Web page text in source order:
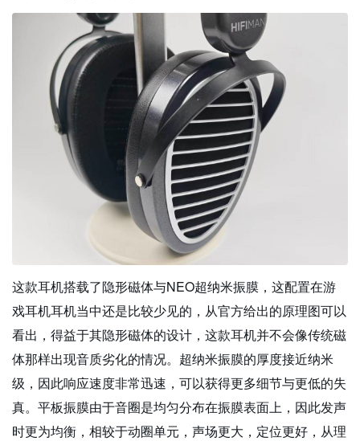
这款耳机搭载了隐形磁体与NEO超纳米振膜，这配置在游
戏耳机耳机当中还是比较少见的，从官方给出的原理图可以
看出，得益于其隐形磁体的设计，这款耳机并不会像传统磁
体那样出现音质劣化的情况。超纳米振膜的厚度接近纳米
级，因此响应速度非常迅速，可以获得更多细节与更低的失
真。平板振膜由于音圈是均匀分布在振膜表面上，因此发声
时更为均衡，相较于动圈单元，声场更大，定位更好，从理